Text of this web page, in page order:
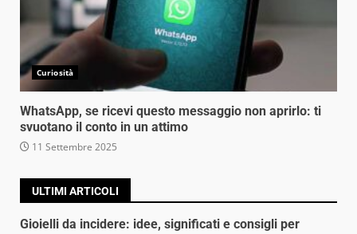
Curiosità
WhatsApp, se ricevi questo messaggio non aprirlo: ti
svuotano il conto in un attimo
11 Settembre 2025
ULTIMI ARTICOLI
Gioielli da incidere: idee, significati e consigli per